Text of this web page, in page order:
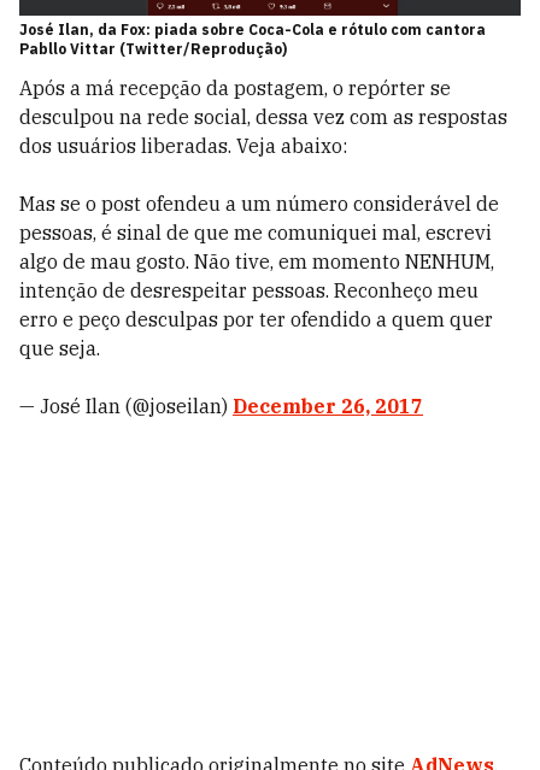
José Ilan, da Fox: piada sobre Coca-Cola e rótulo com cantora
Pabllo Vittar (Twitter/Reprodução)
Após a má recepção da postagem, o repórter se
desculpou na rede social, dessa vez com as respostas
dos usuários liberadas. Veja abaixo:
Mas se o post ofendeu a um número considerável de
pessoas, é sinal de que me comuniquei mal, escrevi
algo de mau gosto. Não tive, em momento NENHUM,
intenção de desrespeitar pessoas. Reconheço meu
erro e peço desculpas por ter ofendido a quem quer
que seja.
— José Ilan (@joseilan) December 26, 2017